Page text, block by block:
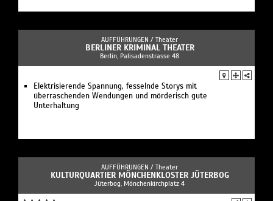
AUFFÜHRUNGEN / Theater
BERLINER KRIMINAL THEATER
Berlin, Palisadenstrasse 48
Elektrisierende Spannung, fesselnde Storys mit
überraschenden Wendungen und mörderisch gute
Unterhaltung
AUFFÜHRUNGEN / Theater
KULTURQUARTIER MÖNCHENKLOSTER JÜTERBOG
Jüterbog, Mönchenkirchplatz 4